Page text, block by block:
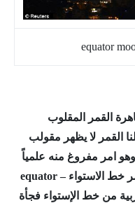
القمر المقلوب
القمر لا يظهر مقولب
وهو امر مفروغ منه علمياً
ويمكنك البحث عن ذلك في جوجل قمر خط الاستواء – equator
من خط الإستواء فجأة